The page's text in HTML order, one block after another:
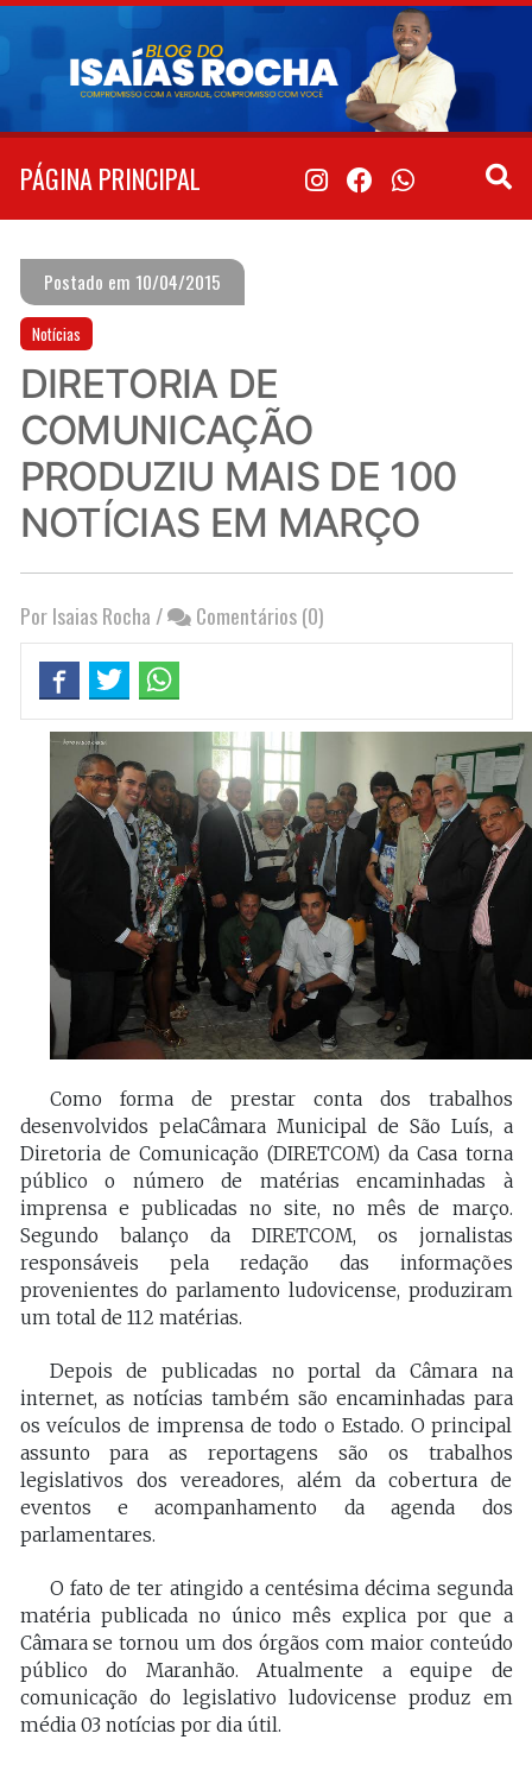
Pular
conteúdo
PÁGINA PRINCIPAL
Postado em 10/04/2015
Notícias
DIRETORIA DE
COMUNICAÇÃO
PRODUZIU MAIS DE 100
NOTÍCIAS EM MARÇO
Por Isaias Rocha / Comentários (0)
Como forma de prestar conta dos trabalhos
desenvolvidos pelaCâmara Municipal de São Luís, a
Diretoria de Comunicação (DIRETCOM) da Casa torna
público o número de matérias encaminhadas à
imprensa e publicadas no site, no mês de março.
Segundo balanço da DIRETCOM, os jornalistas
responsáveis pela redação das informações
provenientes do parlamento ludovicense, produziram
um total de 112 matérias.
Depois de publicadas no portal da Câmara na
internet, as notícias também são encaminhadas para
os veículos de imprensa de todo o Estado. O principal
assunto para as reportagens são os trabalhos
legislativos dos vereadores, além da cobertura de
eventos e acompanhamento da agenda dos
parlamentares.
O fato de ter atingido a centésima décima segunda
matéria publicada no único mês explica por que a
Câmara se tornou um dos órgãos com maior conteúdo
público do Maranhão. Atualmente a equipe de
comunicação do legislativo ludovicense produz em
média 03 notícias por dia útil.